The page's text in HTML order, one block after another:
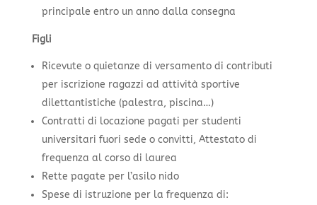
principale entro un anno dalla consegna
Figli
Ricevute o quietanze di versamento di contributi
per iscrizione ragazzi ad attività sportive
dilettantistiche (palestra, piscina…)
Contratti di locazione pagati per studenti
universitari fuori sede o convitti, Attestato di
frequenza al corso di laurea
Rette pagate per l’asilo nido
Spese di istruzione per la frequenza di: